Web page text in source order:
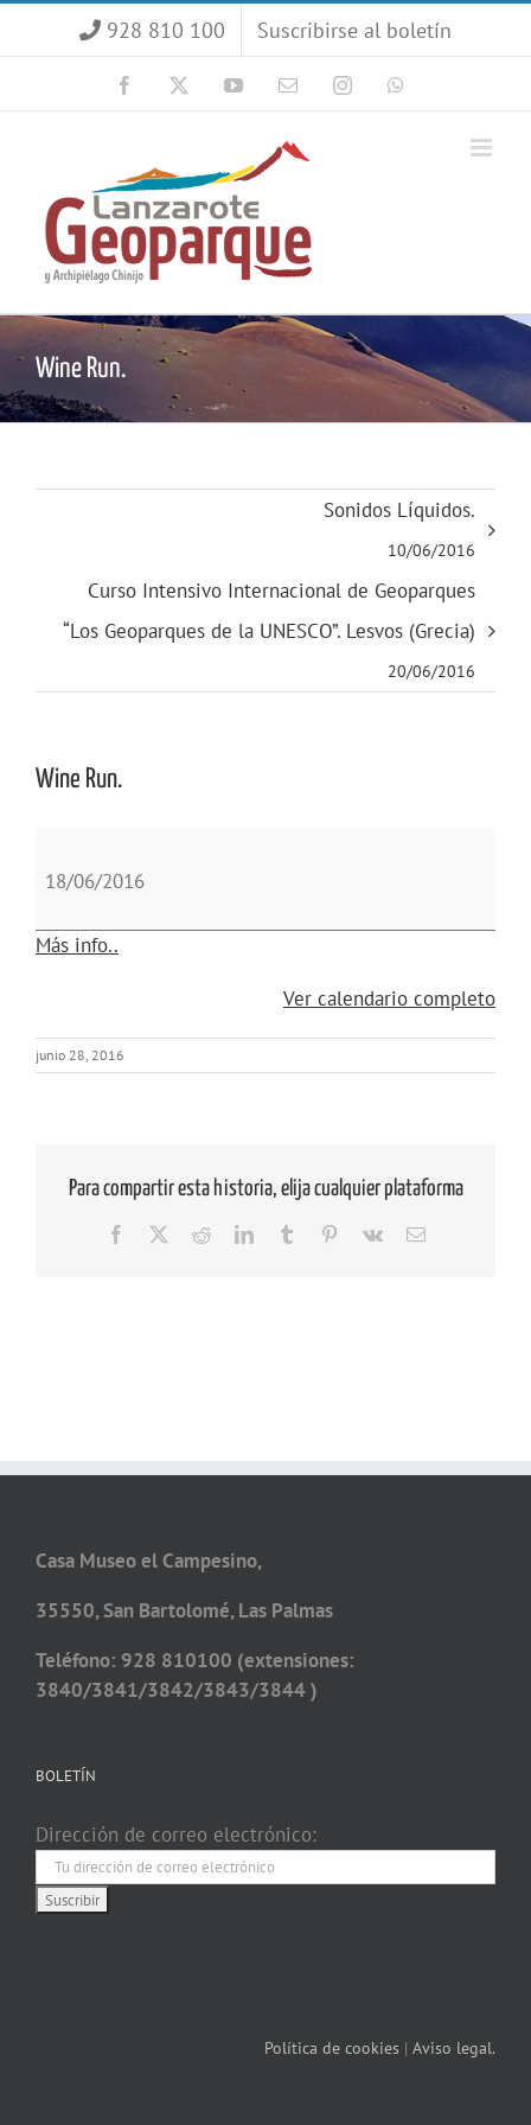
928 810 100 Suscribirse al boletín
Facebook YouTubeCorreoInstagram
Wine Run.
Sonidos Líquidos.
10/06/2016
Curso Intensivo Internacional de Geoparques
“Los Geoparques de la UNESCO”. Lesvos (Grecia)
20/06/2016
Wine Run.
Run.
18/06/2016
Más info..
Ver calendario completo
junio 28, 2016
Para compartir esta historia, elija cualquier plataforma
Facebook RedditLinkedInTumblr Pinterest
Vk
Correo
Casa Museo el Campesino,
35550, San Bartolomé, Las Palmas
Teléfono: 928 810100 (extensiones:
3840/3841/3842/3843/3844 )
BOLETÍN
Dirección de correo electrónico:
Política de cookies | Aviso legal.